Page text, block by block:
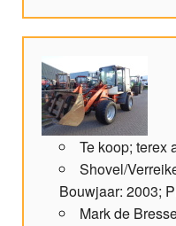
Te koop; terex
Shovel/
Bouwjaar: 2003;
Mark de